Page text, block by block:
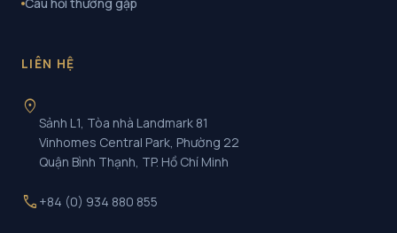
LIÊN HỆ
location_on
Sảnh L1, Tòa nhà Landmark 81
Vinhomes Central Park, Phường 22
Quận Bình Thạnh, TP. Hồ Chí Minh
call +84 (0) 934 880 855